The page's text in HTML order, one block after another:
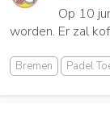
Op 10
worden. Er zal
Bremen Padel